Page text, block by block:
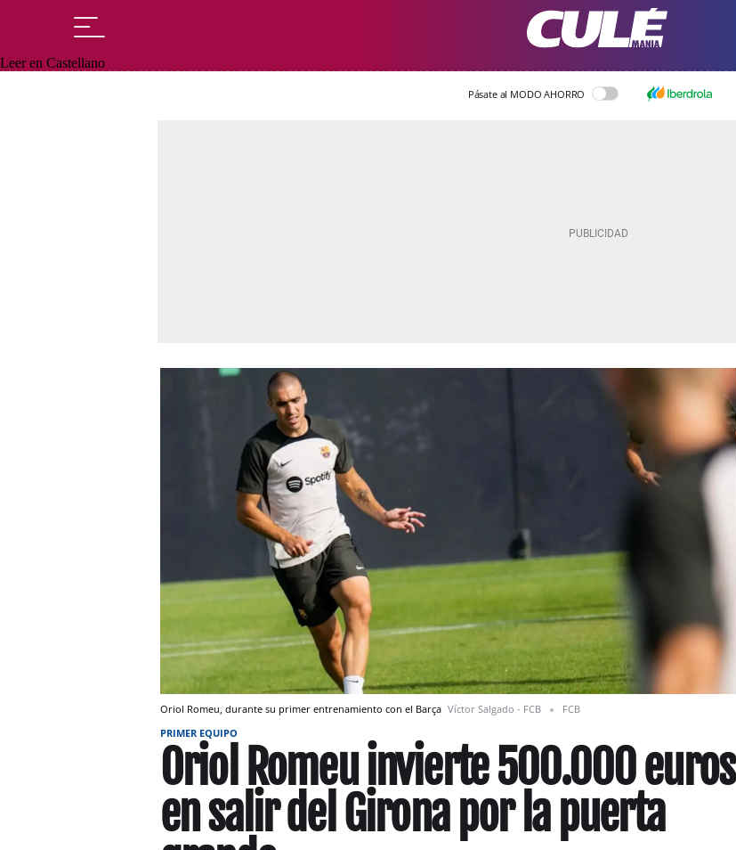
Leer en Castellano
Pásate al MODO AHORRO
Oriol Romeu, durante su primer entrenamiento con el Barça Víctor Salgado - FCB
FCB
PRIMER EQUIPO
Oriol Romeu invierte 500.000 euros
en salir del Girona por la puerta